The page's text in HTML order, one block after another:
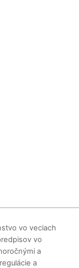
vo veciach
vo
a
a